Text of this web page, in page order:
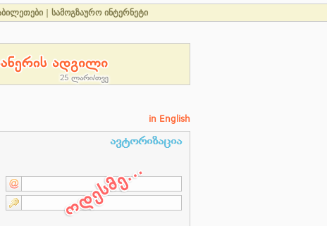
სამოგზაურო ინტერნეტი
in English